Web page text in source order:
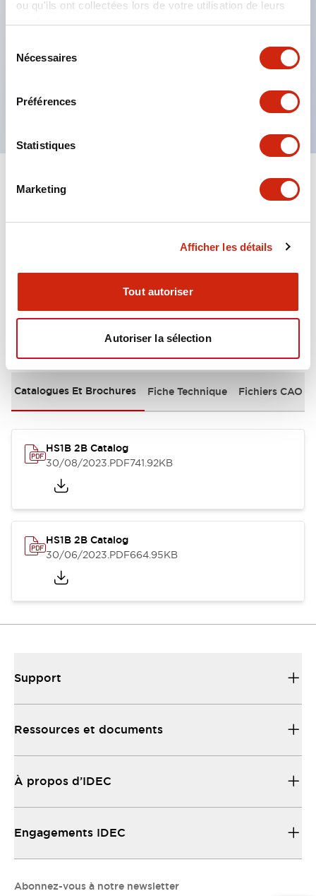
ou qu'ils ont collectées lors de votre utilisation de leurs
services.
Nécessaires
Préférences
Statistiques
Marketing
Afficher les détails
Tout autoriser
Autoriser la sélection
directions. Il y a trois entrées pour conduit,
Le modèle HS1B est un type robuste en aluminium
Le modèle HS2B est un type en résine.
Spécifications Tout développer +
Environmental Specifications
Documents et fichiers
Catalogues Et Brochures Fiche Technique Fichiers CAO
HS1B 2B Catalog
30/08/2023.PDF741.92KB
HS1B 2B Catalog
30/06/2023.PDF664.95KB
Support
Ressources et documents
À propos d’IDEC
Engagements IDEC
Abonnez-vous à notre newsletter